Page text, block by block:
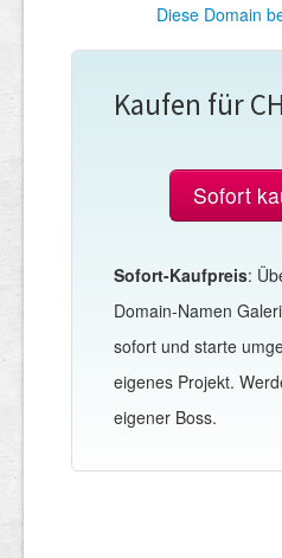
Diese Domain
Kaufen für
Sofort
Sofort-Kaufpreis:
Domain-Namen
sofort und starte
eigenes Projekt.
eigener Boss.